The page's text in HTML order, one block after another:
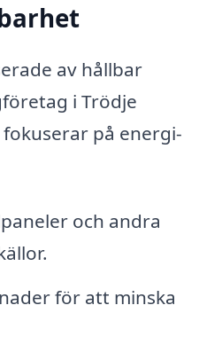
av hållbar
i Trödje
på energi-
och andra
för att minska